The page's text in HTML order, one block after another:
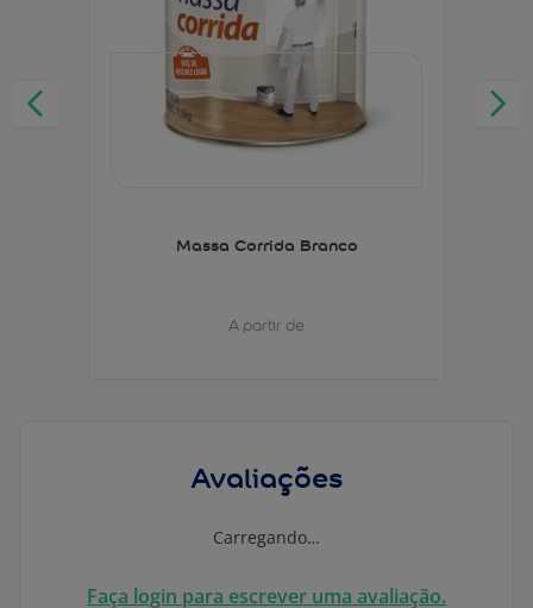
Massa Corrida Branco
A partir de
Avaliações
Carregando…
Faça login para escrever uma avaliação.